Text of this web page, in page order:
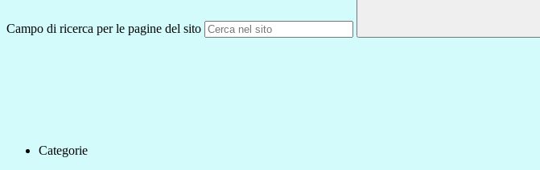
Campo di ricerca per le pagine del sito
Categorie